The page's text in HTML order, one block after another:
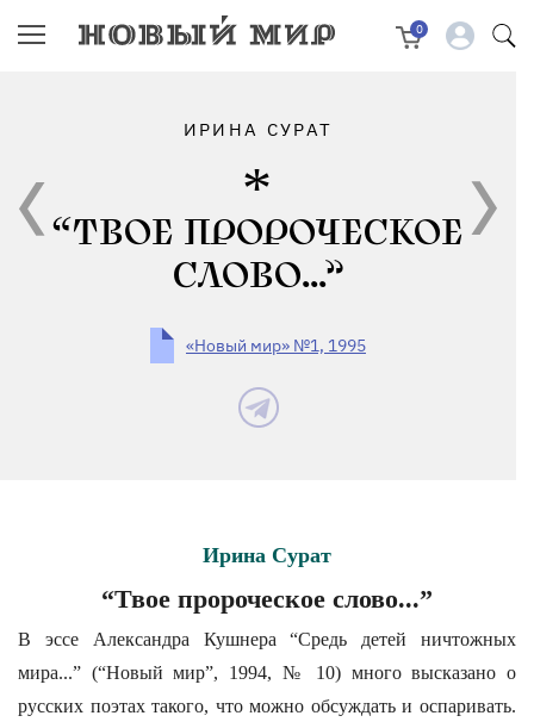
0
ИРИНА СУРАТ
“ТВОЕ ПРОРОЧЕСКОЕ
СЛОВО...”
«Новый мир» №1, 1995
Ирина Сурат
“Твое пророческое слово...”
В эссе Александра Кушнера “Средь детей ничтожных
мира...” (“Новый мир”, 1994, № 10) много высказано о
русских поэтах такого, что можно обсуждать и оспаривать.